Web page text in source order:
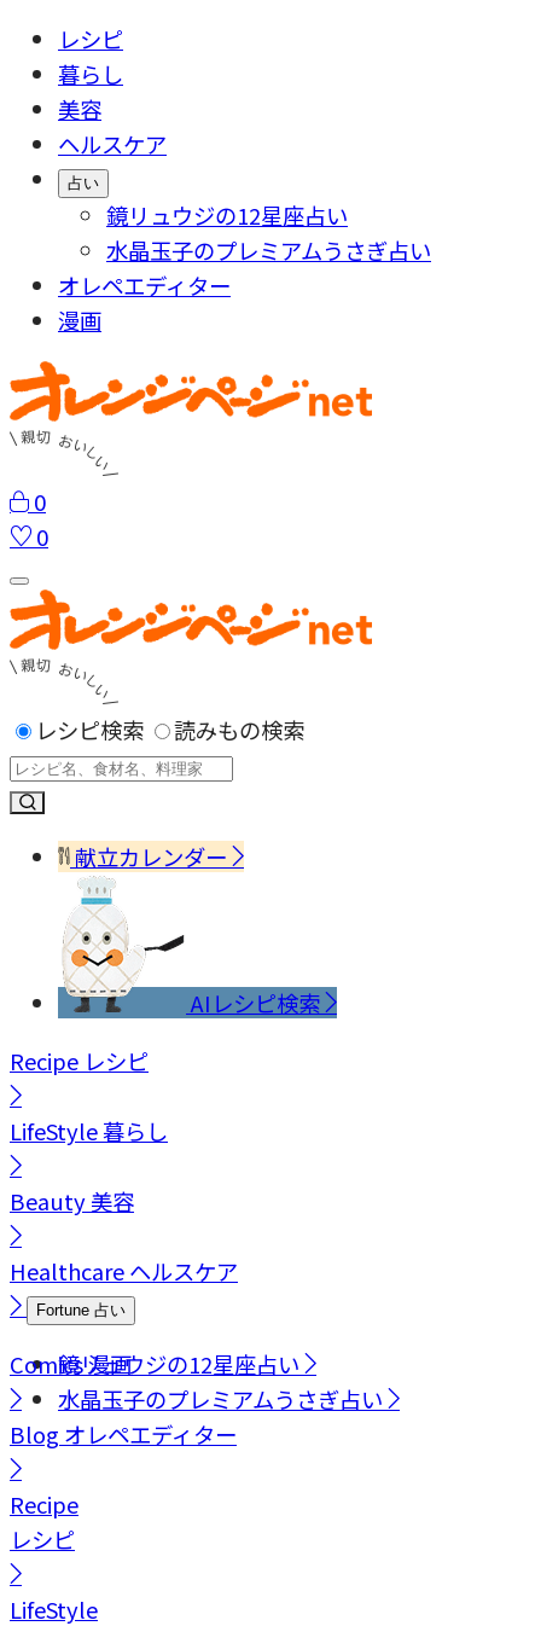
レシピ
暮らし
美容
ヘルスケア
占い
鏡リュウジの12星座占い
水晶玉子のプレミアムうさぎ占い
オレペエディター
漫画
0
0
レシピ検索 読みもの検索
献立カレンダー
AIレシピ検索
Recipe レシピ
LifeStyle暮らし
Beauty美容
Healthcareヘルスケア
Fortune 占い
鏡リュウジの12星座占い
水晶玉子のプレミアムうさぎ占い
Comics漫画
Blog オレペエディター
Recipe
レシピ
LifeStyle